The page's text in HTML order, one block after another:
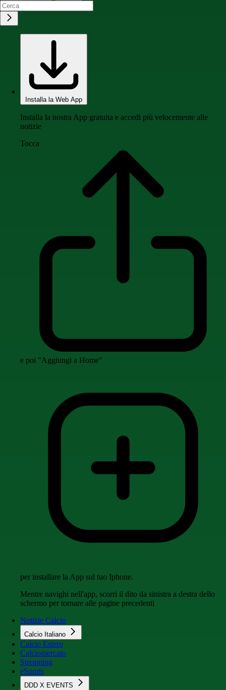
Installa la Web App
Installa la nostra App gratuita e accedi più velocemente alle
notizie
Tocca
e poi "Aggiungi a Home"
per installare la App sul tuo Iphone.
Mentre navighi nell'app, scorri il dito da sinistra a destra dello
schermo per tornare alle pagine precedenti
Notizie Calcio
Calcio Italiano
Calcio Estero
Calciomercato
Streaming
eSports
DDD X EVENTS